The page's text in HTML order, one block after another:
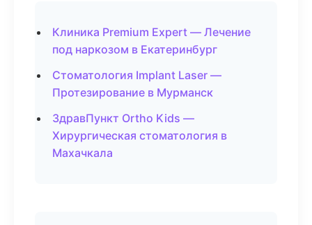
Клиника Premium Expert — Лечение
под наркозом в Екатеринбург
Стоматология Implant Laser —
Протезирование в Мурманск
ЗдравПункт Ortho Kids —
Хирургическая стоматология в
Махачкала